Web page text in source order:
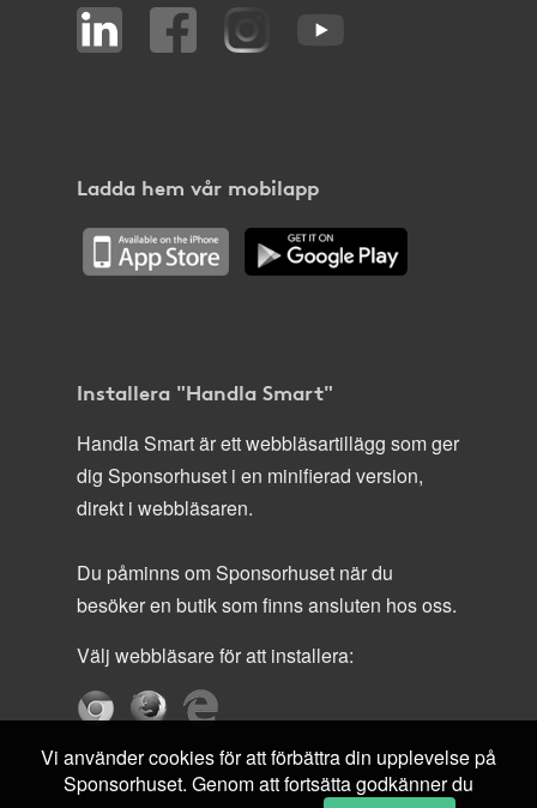
Ladda hem vår mobilapp
Installera "Handla Smart"
Handla Smart är ett webbläsartillägg som ger
dig Sponsorhuset i en minifierad version,
direkt i webbläsaren.
Du påminns om Sponsorhuset när du
besöker en butik som finns ansluten hos oss.
Välj webbläsare för att installera:
Vi använder cookies för att förbättra din upplevelse på
Sponsorhuset. Genom att fortsätta godkänner du